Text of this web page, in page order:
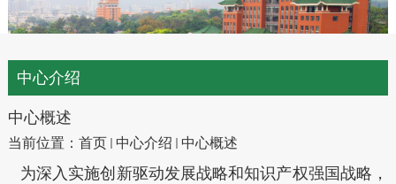
中心介绍
中心概述
当前位置： 首页 中心介绍 中心概述
为深入实施创新驱动发展战略和知识产权强国战略，